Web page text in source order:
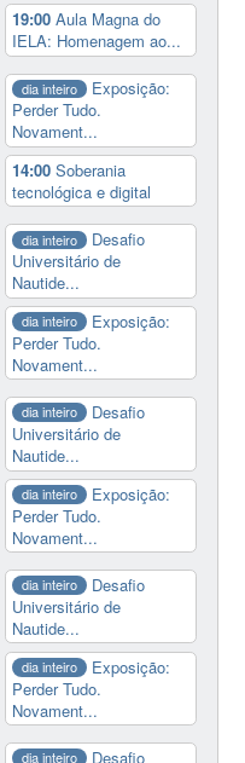
19:00Aula Magna do
IELA: Homenagem ao...
dia inteiro
Exposição:
Perder Tudo.
Novament...
14:00Soberania
tecnológica e digital
dia inteiro
Desafio
Universitário de
Nautide...
dia inteiro
Exposição:
Perder Tudo.
Novament...
dia inteiro
Desafio
Universitário de
Nautide...
dia inteiro
Exposição:
Perder Tudo.
Novament...
dia inteiro
Desafio
Universitário de
Nautide...
dia inteiro
Exposição:
Perder Tudo.
Novament...
dia inteiro
Desafio